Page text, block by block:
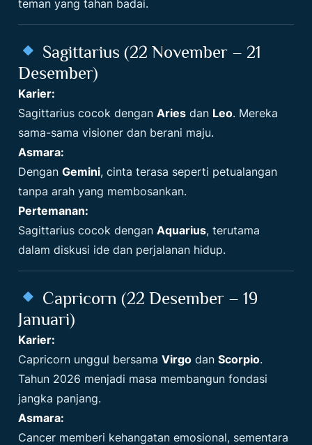
teman yang tahan badai.
Sagittarius (22 November – 21
Desember)
Karier:
Sagittarius cocok denganAries dan Leo. Mereka
sama-sama visioner dan berani maju.
Asmara:
DenganGemini, cinta terasa seperti petualangan
tanpa arah yang membosankan.
Pertemanan:
Sagittarius cocok denganAquarius, terutama
dalam diskusi ide dan perjalanan hidup.
Capricorn (22 Desember – 19
Januari)
Karier:
Capricorn unggul bersamaVirgo danScorpio.
Tahun 2026 menjadi masa membangun fondasi
jangka panjang.
Asmara:
Cancer memberi kehangatan emosional, sementara